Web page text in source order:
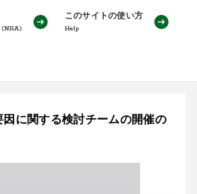
このサイトの使い方
Help
に関する検討チームの開催の